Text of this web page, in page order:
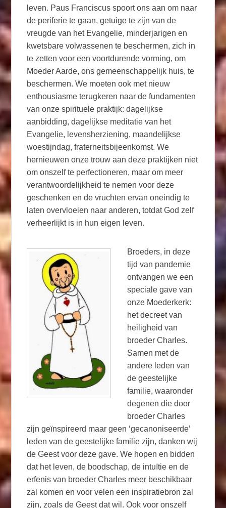
leven. Paus Franciscus spoort ons aan om naar
de periferie te gaan, getuige te zijn van de
vreugde van het Evangelie, minderjarigen en
kwetsbare volwassenen te beschermen, zich in
te zetten voor een voortdurende vorming, om
Moeder Aarde, ons gemeenschappelijk huis, te
beschermen. We moeten ook met nieuw
enthousiasme terugkeren naar de fundamenten
van onze spirituele praktijk: dagelijkse
aanbidding, dagelijkse meditatie van het
Evangelie, levensherziening, maandelijkse
woestijndag, fraterneitsbijeenkomst. We
hernieuwen onze trouw aan deze praktijken niet
om onszelf te perfectioneren, maar om meer
verantwoordelijkheid te nemen voor deze
geschenken en de vruchten ervan oneindig te
laten overvloeien naar anderen, totdat God zelf
verheerlijkt is in hun eigen leven.
Broeders, in deze
tijd van pandemie
ontvangen we een
speciale gave van
onze Moederkerk:
het decreet van
heiligheid van
broeder Charles.
Samen met de
andere leden van
de geestelijke
familie, waaronder
degenen die door
broeder Charles
zijn geïnspireerd maar geen ‘gecanoniseerde’
leden van de geestelijke familie zijn, danken wij
de Geest voor deze gave. We hopen en bidden
dat het leven, de boodschap, de intuïtie en de
erfenis van broeder Charles meer beschikbaar
zal komen en voor velen een inspiratiebron zal
zijn, zoals de Geest dat wil. Ook voor onszelf